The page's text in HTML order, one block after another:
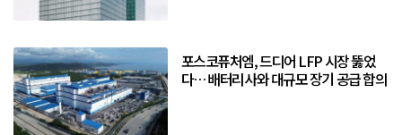
포스코퓨처엠, 드디어 LFP 시장 뚫었
다… 배터리사와 대규모 장기 공급 합의